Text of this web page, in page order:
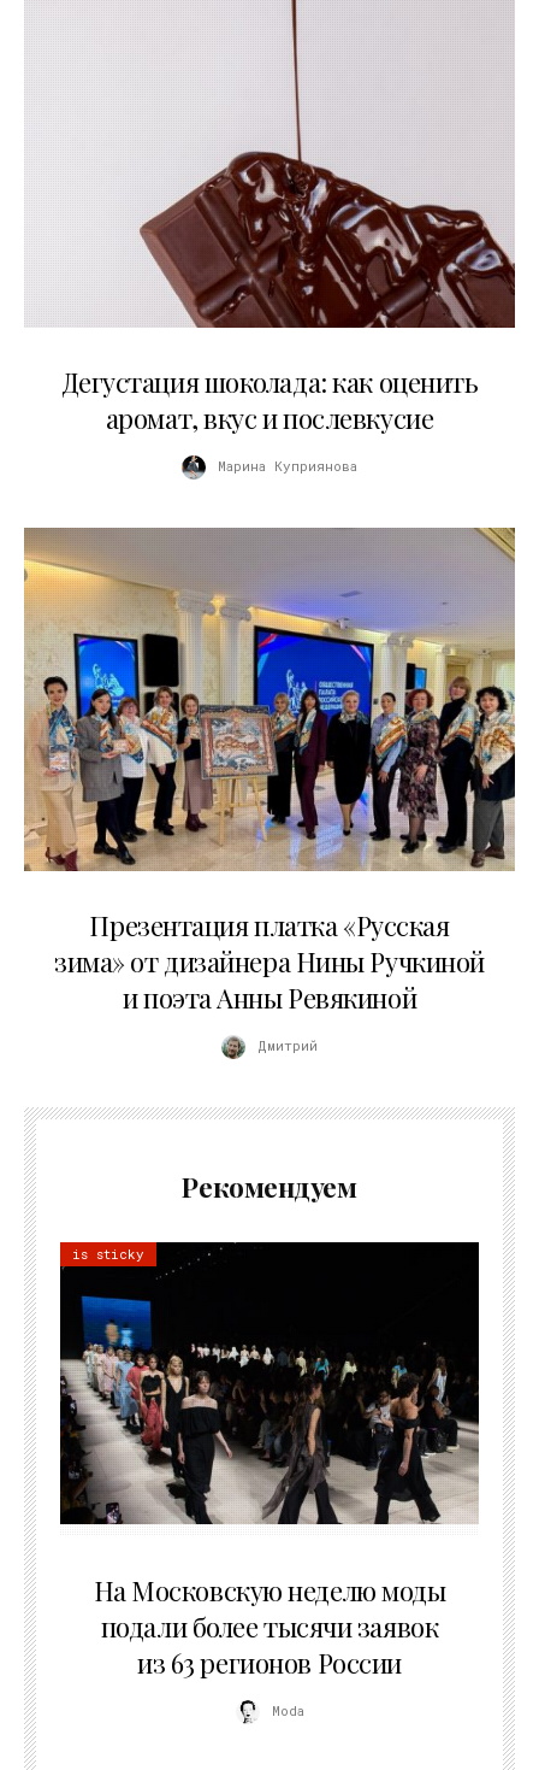
Дегустация шоколада: как оценить
аромат, вкус и послевкусие
Марина Куприянова
Презентация платка «Русская
зима» от дизайнера Нины Ручкиной
и поэта Анны Ревякиной
Дмитрий
Рекомендуем
is sticky
На Московскую неделю моды
подали более тысячи заявок
из 63 регионов России
Moda